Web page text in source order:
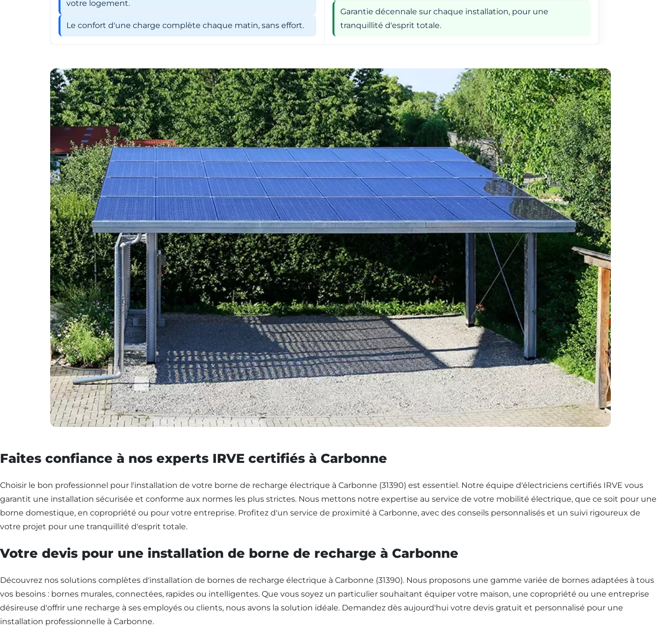
votre logement.
Le confort d'une charge complète chaque matin, sans effort.
Garantie décennale sur chaque installation, pour une
tranquillité d'esprit totale.
Faites confiance à nos experts IRVE certifiés à Carbonne
Choisir le bon professionnel pour l'installation de votre borne de recharge électrique à Carbonne (31390) est essentiel. Notre équipe d'électriciens certifiés IRVE vous
garantit une installation sécurisée et conforme aux normes les plus strictes. Nous mettons notre expertise au service de votre mobilité électrique, que ce soit pour une
borne domestique, en copropriété ou pour votre entreprise. Profitez d'un service de proximité à Carbonne, avec des conseils personnalisés et un suivi rigoureux de
votre projet pour une tranquillité d'esprit totale.
Votre devis pour une installation de borne de recharge à Carbonne
Découvrez nos solutions complètes d'installation de bornes de recharge électrique à Carbonne (31390). Nous proposons une gamme variée de bornes adaptées à tous
vos besoins : bornes murales, connectées, rapides ou intelligentes. Que vous soyez un particulier souhaitant équiper votre maison, une copropriété ou une entreprise
désireuse d'offrir une recharge à ses employés ou clients, nous avons la solution idéale. Demandez dès aujourd'hui votre devis gratuit et personnalisé pour une
installation professionnelle à Carbonne.